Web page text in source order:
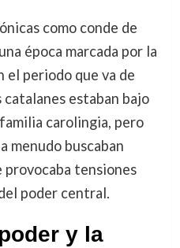
como conde de
época marcada por la
periodo que va de
estaban bajo
carolingia, pero
menudo buscaban
provocaba tensiones
poder central.
y la